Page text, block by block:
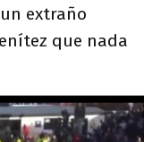
extraño
que nada